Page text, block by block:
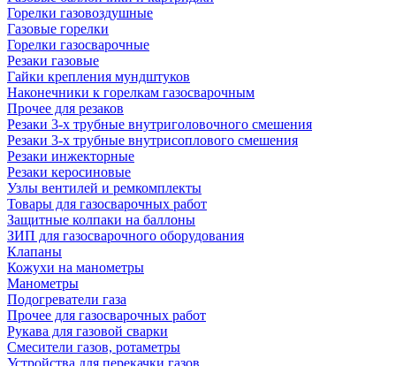
Горелки газовоздушные
Газовые горелки
Горелки газосварочные
Резаки газовые
Гайки крепления мундштуков
Наконечники к горелкам газосварочным
Прочее для резаков
Резаки 3-х трубные внутриголовочного смешения
Резаки 3-х трубные внутрисоплового смешения
Резаки инжекторные
Резаки керосиновые
Узлы вентилей и ремкомплекты
Товары для газосварочных работ
Защитные колпаки на баллоны
ЗИП для газосварочного оборудования
Клапаны
Кожухи на манометры
Манометры
Подогреватели газа
Прочее для газосварочных работ
Рукава для газовой сварки
Смесители газов, ротаметры
Устройства для перекачки газов